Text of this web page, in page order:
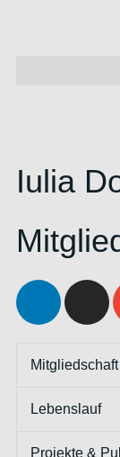
Iulia
Lebenslauf
Projekte &